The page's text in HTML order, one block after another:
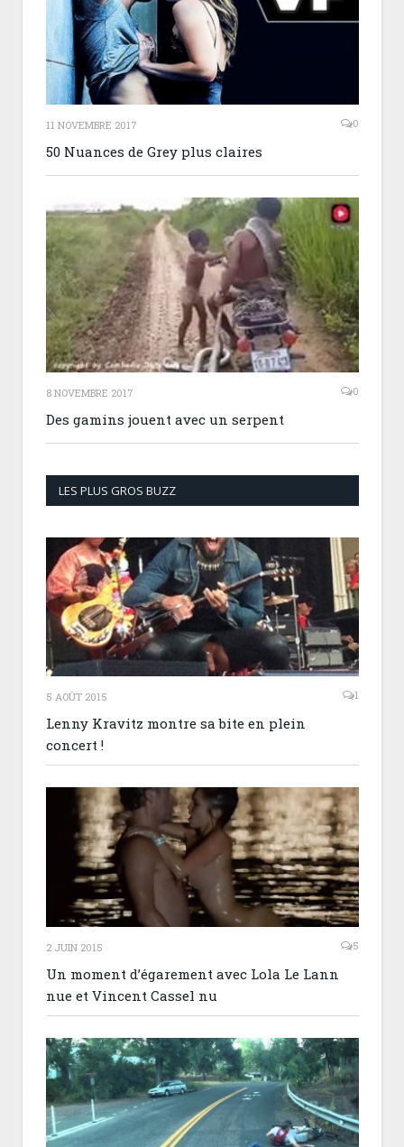
11 NOVEMBRE 2017 0
50 Nuances de Grey plus claires
8 NOVEMBRE 2017 0
Des gamins jouent avec un serpent
LES PLUS GROS BUZZ
5 AOÛT 2015 1
Lenny Kravitz montre sa bite en plein
concert !
2 JUIN 2015 5
Un moment d’égarement avec Lola Le Lann
nue et Vincent Cassel nu